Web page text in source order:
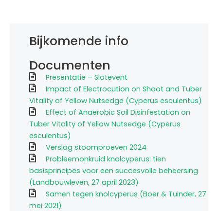
Bijkomende info
Documenten
Presentatie – Slotevent
Impact of Electrocution on Shoot and Tuber
Vitality of Yellow Nutsedge (Cyperus esculentus)
Effect of Anaerobic Soil Disinfestation on
Tuber Vitality of Yellow Nutsedge (Cyperus
esculentus)
Verslag stoomproeven 2024
Probleemonkruid knolcyperus: tien
basisprincipes voor een succesvolle beheersing
(Landbouwleven, 27 april 2023)
Samen tegen knolcyperus (Boer & Tuinder, 27
mei 2021)